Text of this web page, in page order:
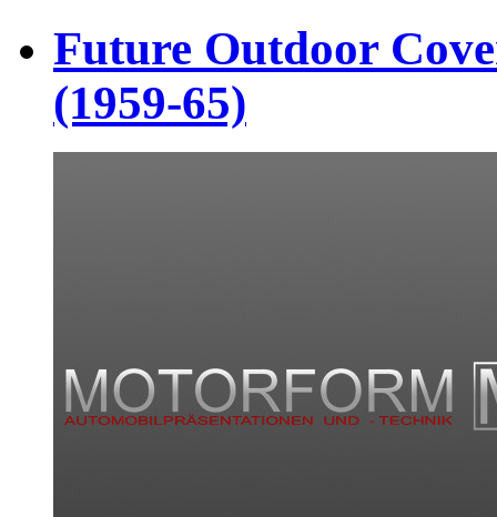
Future Outdoor
(1959-65)